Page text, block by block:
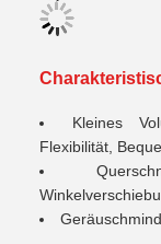
Kleines
Flexibilität,